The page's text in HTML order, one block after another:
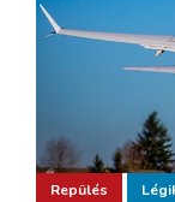
Repülés